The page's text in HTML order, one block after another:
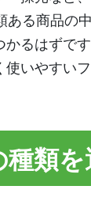
ある商品の
かるはずで
いやすい
種類